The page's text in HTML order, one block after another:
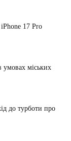
17 Pro
умовах міських
до турботи про